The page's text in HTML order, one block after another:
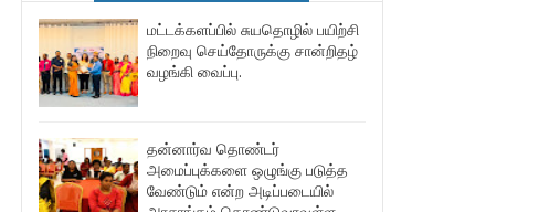
மட்டக்களப்பில் சுயதொழில் பயிற்சி
நிறைவு செய்தோருக்கு சான்றிதழ்
வழங்கி வைப்பு.
தன்னார்வ தொண்டர்
அமைப்புக்களை ஒழுங்கு படுத்த
வேண்டும் என்ற அடிப்படையில்